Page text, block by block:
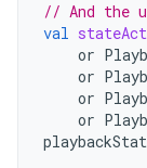
// And the
val
or
or
or
or